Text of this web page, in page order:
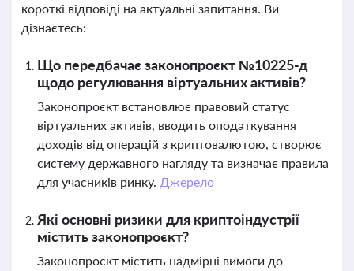
короткі відповіді на актуальні запитання. Ви
дізнаєтесь:
Що передбачає законопроєкт №10225-д
щодо регулювання віртуальних активів?
Законопроєкт встановлює правовий статус
віртуальних активів, вводить оподаткування
доходів від операцій з криптовалютою, створює
систему державного нагляду та визначає правила
для учасників ринку. Джерело
Які основні ризики для криптоіндустрії
містить законопроєкт?
Законопроєкт містить надмірні вимоги до